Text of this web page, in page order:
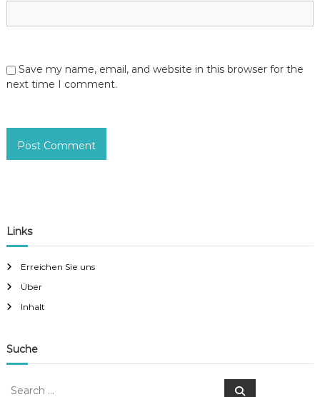
Save my name, email, and website in this browser for the
next time I comment.
Links
Erreichen Sie uns
Über
Inhalt
Suche
S
S